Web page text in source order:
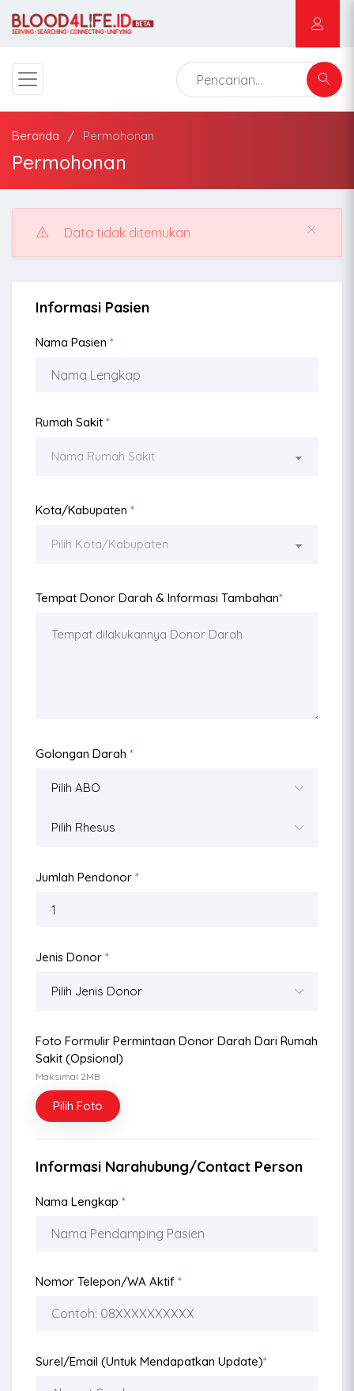
Beranda Permohonan
Permohonan
Data tidak ditemukan
Informasi Pasien
Nama Pasien *
Rumah Sakit *
Nama Rumah Sakit
Kota/Kabupaten *
Pilih Kota/Kabupaten
Tempat Donor Darah & Informasi Tambahan*
Golongan Darah *
Jumlah Pendonor *
Jenis Donor *
Foto Formulir Permintaan Donor Darah Dari Rumah
Sakit (opsional)
Maksimal 2MB
Pilih Foto
Informasi Narahubung/Contact Person
Nama Lengkap *
Nomor Telepon/WA Aktif *
Surel/Email (Untuk Mendapatkan Update)*